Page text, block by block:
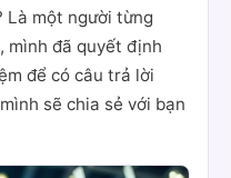
Là một người từng
mình đã quyết định
để có câu trả lời
sẽ chia sẻ với bạn